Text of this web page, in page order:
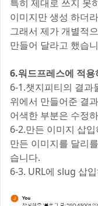
특히 제대로 쓰지 못
이미지만 생성 하더
그래서 제가 개별적
만들어 달라고 했습
6.워드프레스에 적용
6-1.챗지피티의 결과
위에서 만들어준 결
어색한 부분은 수정
6-2.만든 이미지 삽입
만든 이미지를 달리
습니다.
6-3. URL에 slug 삽